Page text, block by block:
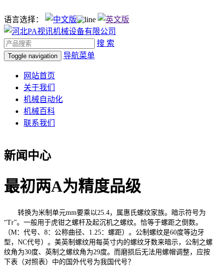
语言选择：
搜 索
Toggle navigation 导航菜单
网站首页
关于我们
机械自动化
机械百科
联系我们
新闻中心
最初两A为精度品级
转换为米制单元mm要乘以25.4，属惠氏螺纹家族。暗示符号为
“Tr”。一般用于虎钳之螺杆及起沉机之螺纹。恰等于螺距之倒数。
（M：代号、8：公称曲径、1.25：螺距）。公制螺纹是60度等边牙
型，NC代号）。美英制螺纹用每英寸内的螺纹牙数来暗示，公制之螺
纹角为30度、英制之螺纹角为29度。而磨损后无法用螺帽调整，应按
下表（对照表）中的国外代号为我国代号？